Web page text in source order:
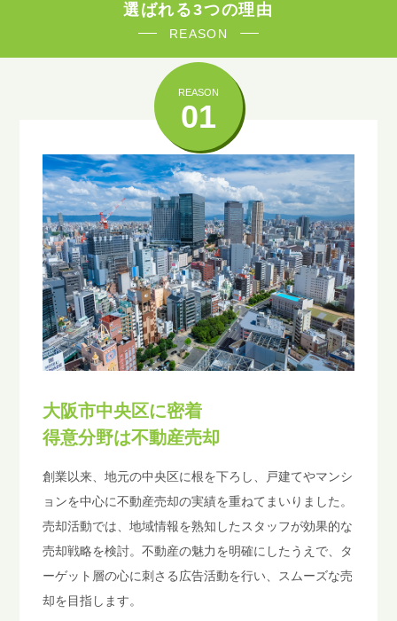
選ばれる3つの理由
REASON
REASON
01
大阪市中央区に密着
得意分野は不動産売却
創業以来、地元の中央区に根を下ろし、戸建てやマンシ
ョンを中心に不動産売却の実績を重ねてまいりました。
売却活動では、地域情報を熟知したスタッフが効果的な
売却戦略を検討。不動産の魅力を明確にしたうえで、タ
ーゲット層の心に刺さる広告活動を行い、スムーズな売
却を目指します。